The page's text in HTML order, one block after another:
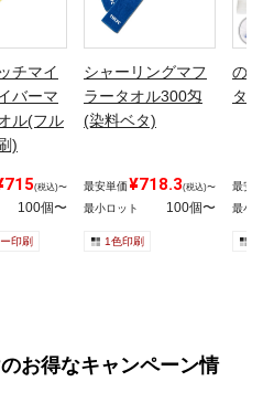
チマイ
バーマ
ル(フル
)
(税込)〜
100個〜
印刷
シャーリングマフ
ラータオル300匁
(染料ベタ)
最安単価¥718.3(税込)〜
最小ロット 100個〜
1色印刷
の
タ
最安
最小
お得なキャンペーン情